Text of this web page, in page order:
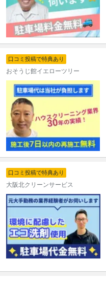
口コミ投稿で特典あり
おそうじ館イエローツリー
口コミ投稿で特典あり
大阪北クリーンサービス